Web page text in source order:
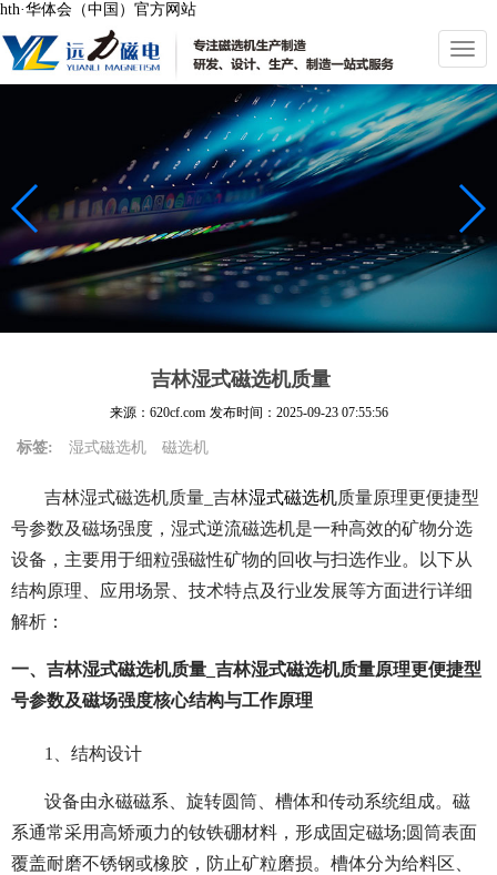
hth·华体会（中国）官方网站
切
换
导
航
吉林湿式磁选机质量
来源：620cf.com 发布时间： 2025-09-23 07:55:56
标签: 湿式磁选机 磁选机
吉林湿式磁选机质量_吉林湿式磁选机质量原理更便捷型
号参数及磁场强度，湿式逆流磁选机是一种高效的矿物分选
设备，主要用于细粒强磁性矿物的回收与扫选作业。以下从
结构原理、应用场景、技术特点及行业发展等方面进行详细
解析：
一、吉林湿式磁选机质量_吉林湿式磁选机质量原理更便捷型
号参数及磁场强度核心结构与工作原理
1、结构设计
设备由永磁磁系、旋转圆筒、槽体和传动系统组成。磁
系通常采用高矫顽力的钕铁硼材料，形成固定磁场;圆筒表面
覆盖耐磨不锈钢或橡胶，防止矿粒磨损。槽体分为给料区、